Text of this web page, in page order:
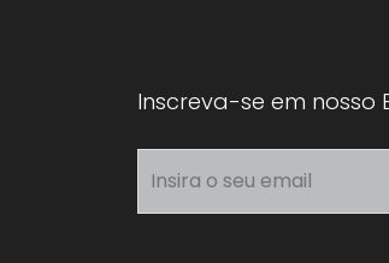
Inscreva-se em nosso